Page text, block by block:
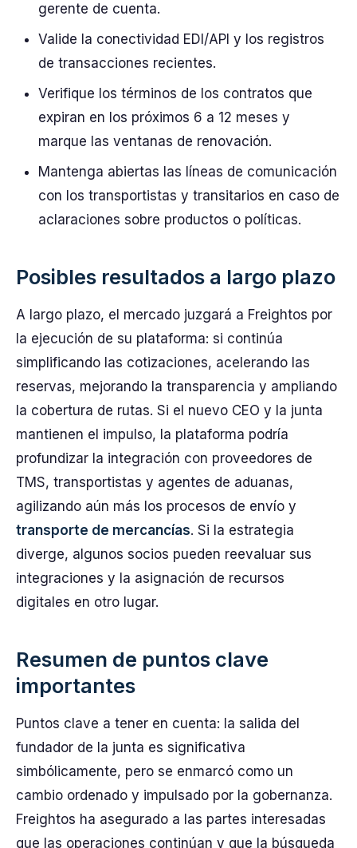
gerente de cuenta.
Valide la conectividad EDI/API y los registros
de transacciones recientes.
Verifique los términos de los contratos que
expiran en los próximos 6 a 12 meses y
marque las ventanas de renovación.
Mantenga abiertas las líneas de comunicación
con los transportistas y transitarios en caso de
aclaraciones sobre productos o políticas.
Posibles resultados a largo plazo
A largo plazo, el mercado juzgará a Freightos por
la ejecución de su plataforma: si continúa
simplificando las cotizaciones, acelerando las
reservas, mejorando la transparencia y ampliando
la cobertura de rutas. Si el nuevo CEO y la junta
mantienen el impulso, la plataforma podría
profundizar la integración con proveedores de
TMS, transportistas y agentes de aduanas,
agilizando aún más los procesos de envío y
transporte de mercancías. Si la estrategia
diverge, algunos socios pueden reevaluar sus
integraciones y la asignación de recursos
digitales en otro lugar.
Resumen de puntos clave
importantes
Puntos clave a tener en cuenta: la salida del
fundador de la junta es significativa
simbólicamente, pero se enmarcó como un
cambio ordenado y impulsado por la gobernanza.
Freightos ha asegurado a las partes interesadas
que las operaciones continúan y que la búsqueda